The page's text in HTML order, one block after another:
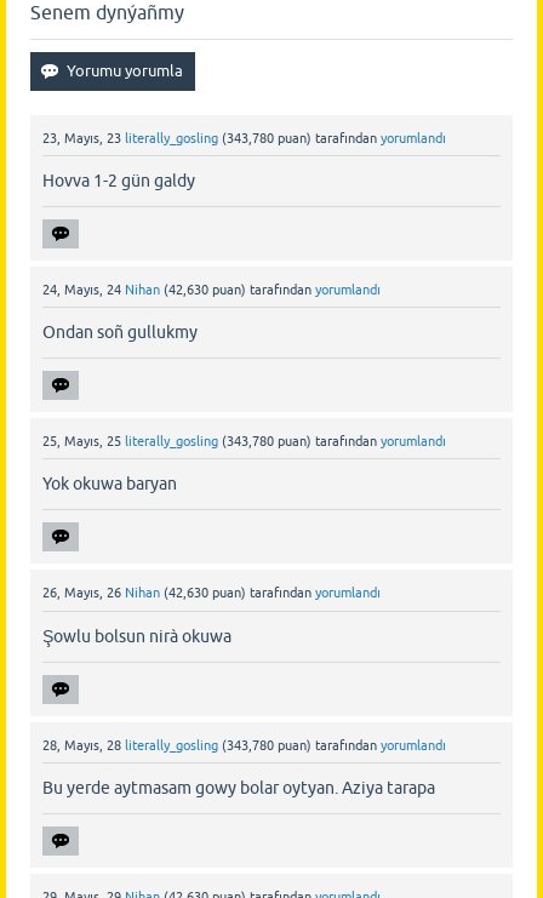
Senem dynýañmy
23, Mayıs, 23 literally_gosling (343,780 puan) tarafından yorumlandı
Hovva 1-2 gün galdy
24, Mayıs, 24 Nihan (42,630 puan) tarafından yorumlandı
Ondan soñ gullukmy
25, Mayıs, 25 literally_gosling (343,780 puan) tarafından yorumlandı
Yok okuwa baryan
26, Mayıs, 26 Nihan (42,630 puan) tarafından yorumlandı
Şowlu bolsun nirà okuwa
28, Mayıs, 28 literally_gosling (343,780 puan) tarafından yorumlandı
Bu yerde aytmasam gowy bolar oytyan. Aziya tarapa